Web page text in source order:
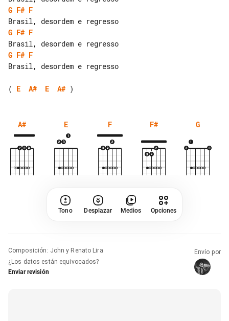
G F# F
G F# F
G F# F
Brasil, desordem e regresso
( E A# E A#
A# E F F# G
Tono Desplazar Medios Opciones
Composición: John y Renato Lira
¿Los datos están equivocados?
Enviar revisión
Envío por